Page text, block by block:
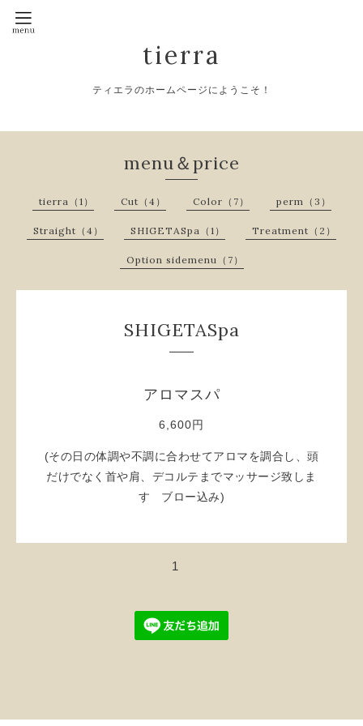
tierra
ティエラのホームページにようこそ！
menu＆price
tierra（1） Cut（4） Color（7） perm（3）
Straight（4） SHIGETASpa（1） Treatment（2）
Option sidemenu（7）
SHIGETASpa
アロマスパ
6,600円
(その日の体調や不調に合わせてアロマを調合し、頭
だけでなく首や肩、デコルテまでマッサージ致しま
す ブロー込み)
1